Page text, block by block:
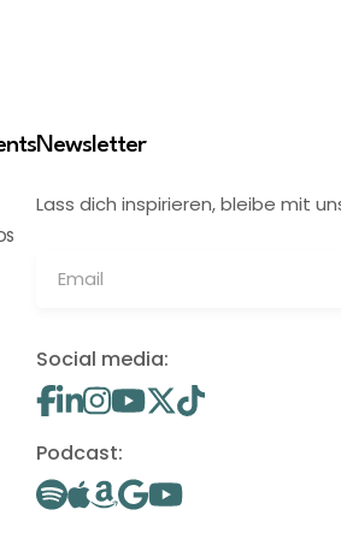
Newsletter
Lass dich inspirieren, bleibe mit
Social media:
Podcast: